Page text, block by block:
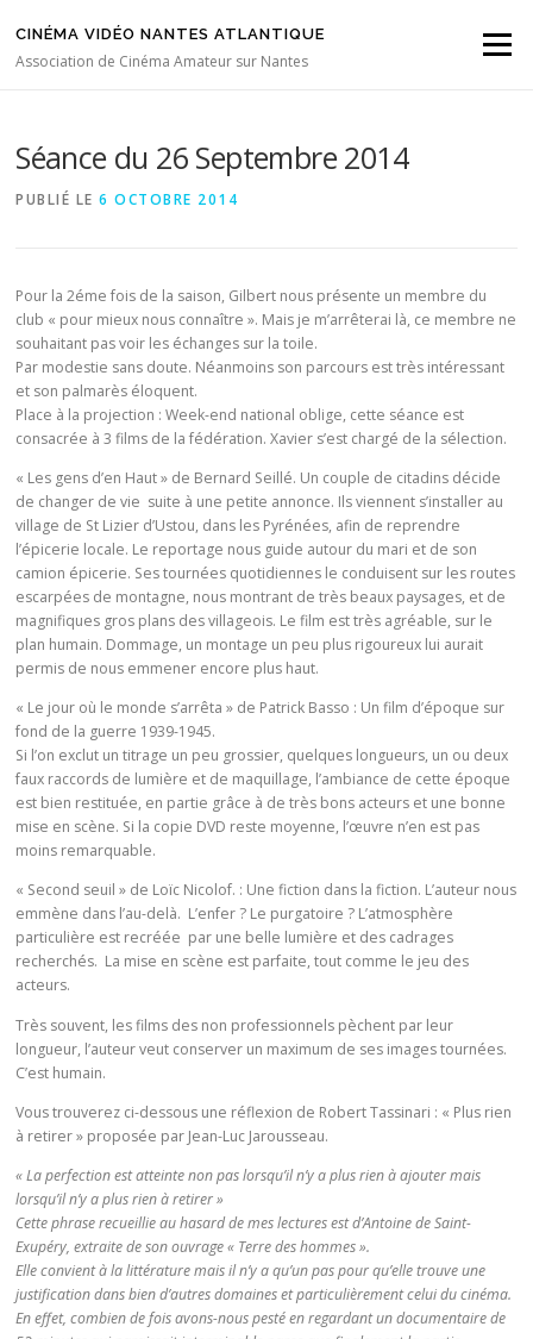
CINÉMA VIDÉO NANTES ATLANTIQUE
Association de Cinéma Amateur sur Nantes
Menu
Séance du 26 Septembre 2014
PUBLIÉ LE6 OCTOBRE 2014
Pour la 2éme fois de la saison, Gilbert nous présente un membre du
club « pour mieux nous connaître ». Mais je m’arrêterai là, ce membre ne
souhaitant pas voir les échanges sur la toile.
Par modestie sans doute. Néanmoins son parcours est très intéressant
et son palmarès éloquent.
Place à la projection : Week-end national oblige, cette séance est
consacrée à 3 films de la fédération. Xavier s’est chargé de la sélection.
« Les gens d’en Haut » de Bernard Seillé. Un couple de citadins décide
de changer de vie suite à une petite annonce. Ils viennent s’installer au
village de St Lizier d’Ustou, dans les Pyrénées, afin de reprendre
l’épicerie locale. Le reportage nous guide autour du mari et de son
camion épicerie. Ses tournées quotidiennes le conduisent sur les routes
escarpées de montagne, nous montrant de très beaux paysages, et de
magnifiques gros plans des villageois. Le film est très agréable, sur le
plan humain. Dommage, un montage un peu plus rigoureux lui aurait
permis de nous emmener encore plus haut.
« Le jour où le monde s’arrêta » de Patrick Basso : Un film d’époque sur
fond de la guerre 1939-1945.
Si l’on exclut un titrage un peu grossier, quelques longueurs, un ou deux
faux raccords de lumière et de maquillage, l’ambiance de cette époque
est bien restituée, en partie grâce à de très bons acteurs et une bonne
mise en scène. Si la copie DVD reste moyenne, l’œuvre n’en est pas
moins remarquable.
« Second seuil » de Loïc Nicolof. : Une fiction dans la fiction. L’auteur nous
emmène dans l’au-delà. L’enfer ? Le purgatoire ? L’atmosphère
particulière est recréée par une belle lumière et des cadrages
recherchés. La mise en scène est parfaite, tout comme le jeu des
acteurs.
Très souvent, les films des non professionnels pèchent par leur
longueur, l’auteur veut conserver un maximum de ses images tournées.
C’est humain.
Vous trouverez ci-dessous une réflexion de Robert Tassinari : « Plus rien
à retirer » proposée par Jean-Luc Jarousseau.
« La perfection est atteinte non pas lorsqu’il n’y a plus rien à ajouter mais
lorsqu’il n’y a plus rien à retirer »
Cette phrase recueillie au hasard de mes lectures est d’Antoine de Saint-
Exupéry, extraite de son ouvrage « Terre des hommes ».
Elle convient à la littérature mais il n’y a qu’un pas pour qu’elle trouve une
justification dans bien d’autres domaines et particulièrement celui du cinéma.
En effet, combien de fois avons-nous pesté en regardant un documentaire de